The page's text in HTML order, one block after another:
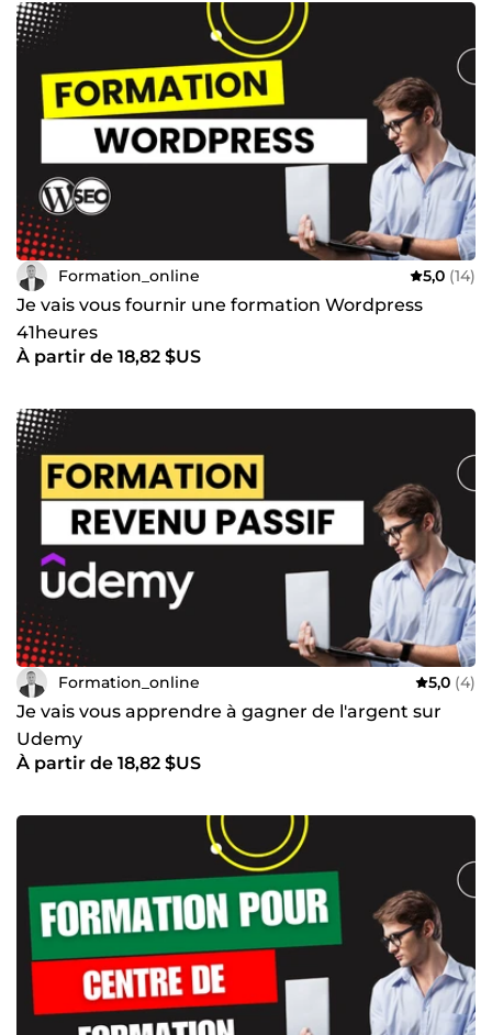
ne peut pas nier que le digital constitue une très grande
partie de nos vies. Il faut le maîtriser parfaitement pour
obtenir des résultats optimaux. En effet, certains outils,
tels que Facebook Ads, Google Ads et LinkedIn Ads sont
également abordés et bien détaillés pour vous assister à
mieux comprendre leur importance et en quoi ils vous
seront idéalement utiles. Mon objectif est le suivant :
Partager mes connaissances d’une façon simple, concise
et conviviale avec de simples stratégies pratiques afin que
tout le monde puisse en tirer profit le plus rapidement
possible et de manière efficace.
Formation_online 5,0 (14)
Je vais vous fournir une formation Wordpress
41heures
À partir de 18,82 $US
Formation_online 5,0 (4)
Je vais vous apprendre à gagner de l'argent sur
Udemy
À partir de 18,82 $US